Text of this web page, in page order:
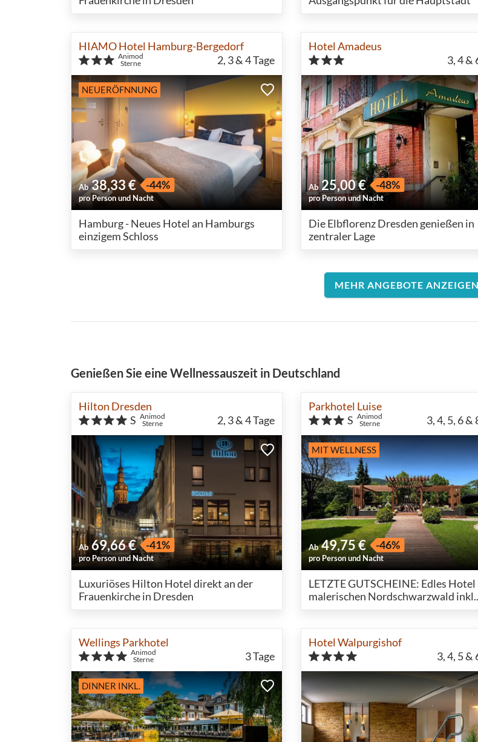
HIAMO Hotel Hamburg-Bergedorf
Animod
Sterne
2, 3 & 4Tage
NEUERÖFNNUNG
Ab 38,33 € -44%
pro Person und Nacht
Hamburg - Neues Hotel an Hamburgs
einzigem Schloss
Hotel Amadeus
3, 4 &
Ab 25,00 € -48%
pro Person und Nacht
Die Elbflorenz Dresden genießen in
zentraler Lage
MEHR ANGEBOTE ANZEIGEN
Genießen Sie eine Wellnessauszeit in Deutschland
Hilton Dresden
S Animod
Sterne
2, 3 & 4Tage
Ab 69,66 € -41%
pro Person und Nacht
Luxuriöses Hilton Hotel direkt an der
Frauenkirche in Dresden
Parkhotel Luise
S Animod
Sterne
3, 4, 5, 6 &
MIT WELLNESS
Ab 49,75 € -46%
pro Person und Nacht
LETZTE GUTSCHEINE: Edles Hotel
malerischen Nordschwarzwald inkl.
Wellings Parkhotel
Animod
Sterne
3Tage
DINNER INKL.
Hotel Walpurgishof
3, 4, 5 &